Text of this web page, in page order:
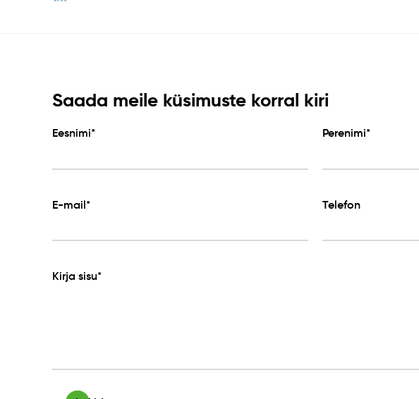
Saada meile küsimuste korral kiri
Eesnimi* Perenimi*
E-mail* Telefon
Kirja sisu*